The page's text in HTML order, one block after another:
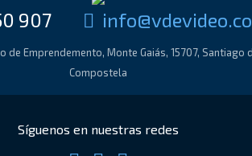
907
de Emprendemento, Monte Gaiás, 15707, Santiago
Compostela